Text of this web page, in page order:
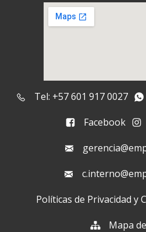
Tel: +57 601 917 0027
Facebook
Políticas de Privacidad y
Mapa